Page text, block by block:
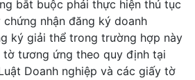
bắt buộc phải thực hiện thủ tục
nhận đăng ký doanh
ký giải thể trong trường hợp này
tương ứng theo quy định tại
Doanh nghiệp và các giấy tờ